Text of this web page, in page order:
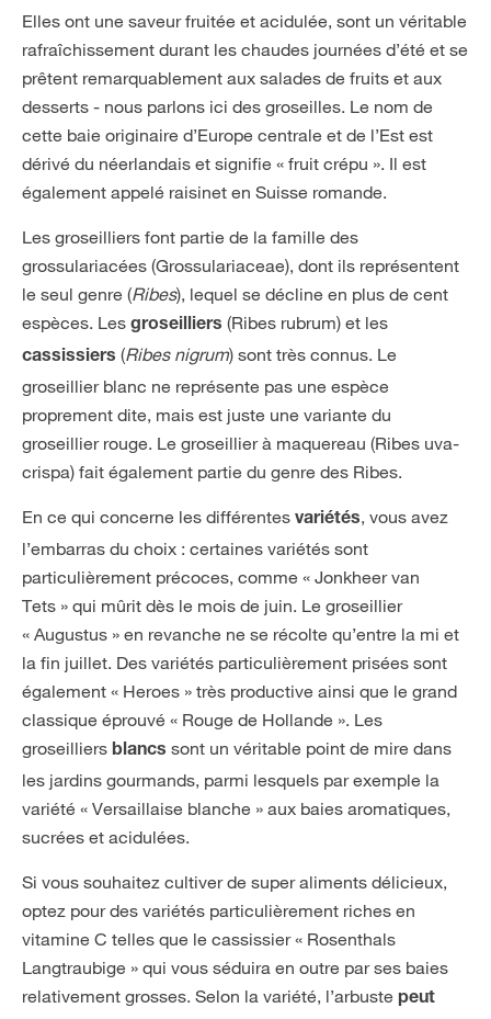
Elles ont une saveur fruitée et acidulée, sont un véritable
rafraîchissement durant les chaudes journées d’été et se
prêtent remarquablement aux salades de fruits et aux
desserts - nous parlons ici des groseilles. Le nom de
cette baie originaire d’Europe centrale et de l’Est est
dérivé du néerlandais et signifie « fruit crépu ». Il est
également appelé raisinet en Suisse romande.
Les groseilliers font partie de la famille des
grossulariacées (Grossulariaceae), dont ils représentent
le seul genre (Ribes), lequel se décline en plus de cent
espèces. Les groseilliers (Ribes rubrum) et les
cassissiers (Ribes nigrum) sont très connus. Le
groseillier blanc ne représente pas une espèce
proprement dite, mais est juste une variante du
groseillier rouge. Le groseillier à maquereau (Ribes uva-
crispa) fait également partie du genre des Ribes.
En ce qui concerne les différentes variétés, vous avez
l’embarras du choix : certaines variétés sont
particulièrement précoces, comme « Jonkheer van
Tets » qui mûrit dès le mois de juin. Le groseillier
« Augustus » en revanche ne se récolte qu’entre la mi et
la fin juillet. Des variétés particulièrement prisées sont
également « Heroes » très productive ainsi que le grand
classique éprouvé « Rouge de Hollande ». Les
groseilliers blancs sont un véritable point de mire dans
les jardins gourmands, parmi lesquels par exemple la
variété « Versaillaise blanche » aux baies aromatiques,
sucrées et acidulées.
Si vous souhaitez cultiver de super aliments délicieux,
optez pour des variétés particulièrement riches en
vitamine C telles que le cassissier « Rosenthals
Langtraubige » qui vous séduira en outre par ses baies
relativement grosses. Selon la variété, l’arbuste peut